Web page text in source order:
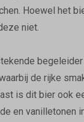
Hoewel het
niet.
de rijke
is dit bier ook
en vanilletonen